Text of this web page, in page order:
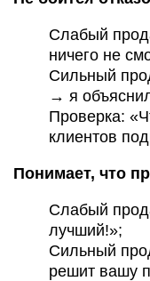
Слабый
ничего не
Сильный
→ я
Проверка:
клиентов
Понимает, что
Слабый
лучший!»;
Сильный
решит вашу